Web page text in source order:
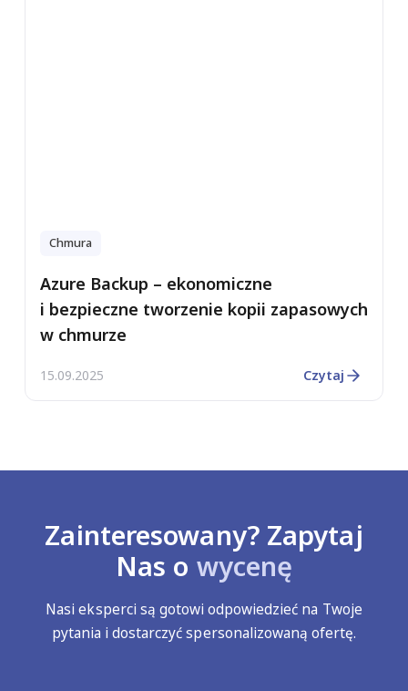
Chmura
Azure Backup – ekonomiczne
i bezpieczne tworzenie kopii zapasowych
w chmurze
15.09.2025 Czytaj
Zainteresowany? Zapytaj
Nas o wycenę
Nasi eksperci są gotowi odpowiedzieć na Twoje
pytania i dostarczyć spersonalizowaną ofertę.